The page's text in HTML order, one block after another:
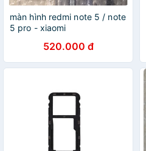
màn hình redmi note 5 / note
5 pro - xiaomi
520.000 đ